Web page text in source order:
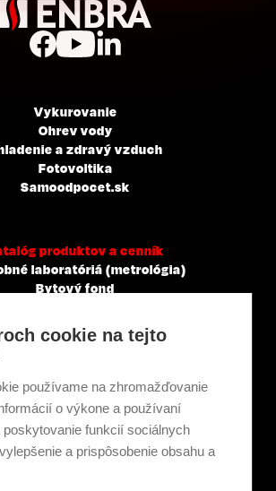
Vykurovanie
Ohrev vody
a zdravý vzduch
Fotovoltika
Samoodpocet.sk
produktov a cenník
laboratóriá (metrológia)
Bytový fond
Mestá a obce
elektrárne a priemysel
Developeri
a technické poradenstvo
cookie na tejto
používame na zhromažďovanie
o výkone a používaní
poskytovanie funkcií sociálnych
a prispôsobenie obsahu a